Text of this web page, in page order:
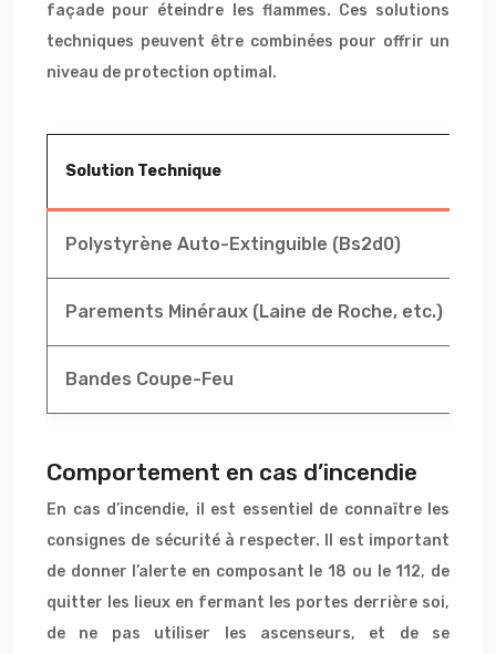
façade pour éteindre les flammes. Ces solutions
techniques peuvent être combinées pour offrir un
niveau de protection optimal.
Solution Technique
Polystyrène Auto-Extinguible (Bs2d0)
Parements Minéraux (Laine de Roche, etc.)
Bandes Coupe-Feu
Comportement en cas d’incendie
En cas d’incendie, il est essentiel de connaître les
consignes de sécurité à respecter. Il est important
de donner l’alerte en composant le 18 ou le 112, de
quitter les lieux en fermant les portes derrière soi,
de ne pas utiliser les ascenseurs, et de se